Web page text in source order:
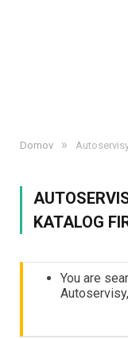
Domov »
KATALOG
You are